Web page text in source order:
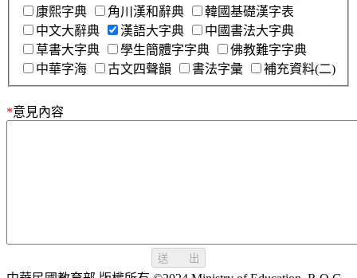
康熙字典
角川漢和辭典
韓國基礎漢字表
中文大辭典
漢語大字典
中國書法大字典
草書大字典
學生簡體字字典
佛教難字字典
中華字海
古文四聲韻 書法字彙 補充資料(二)
*意見內容
送 出